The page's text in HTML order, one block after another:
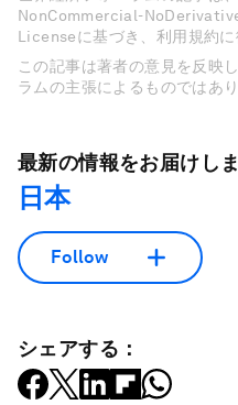
NonCommercial-
Licenseに基づき、利用規約に
この記事は著者の意見を反映
ラムの主張によるものではあり
最新の情報をお届けし
日本
Follow
シェアする：